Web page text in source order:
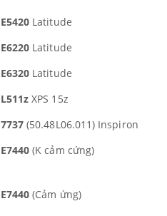
E5420 Latitude
E6220 Latitude
E6320 Latitude
L511z XPS 15z
7737 (50.48L06.011) Inspiron
E7440 (K cảm cứng)
E7440 (Cảm ứng)